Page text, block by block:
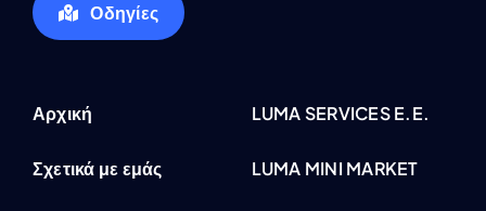
Οδηγίες
Αρχική
Σχετικά με εμάς
LUMA SERVICES E.E.
LUMA MINI MARKET